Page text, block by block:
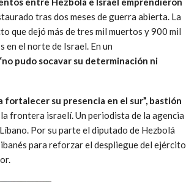
tras dos meses de guerra abierta. La
que dejó más de tres mil muertos y 900 mil
en el norte de Israel. En un
pudo socavar su determinación ni
fortalecer su presencia en el sur”, bastión
frontera israelí. Un periodista de la agencia
Por su parte el diputado de Hezbolá
para reforzar el despliegue del ejército